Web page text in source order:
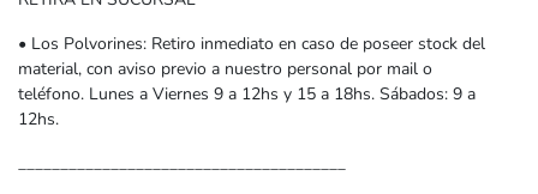
• Los Polvorines: Retiro inmediato en caso de poseer stock del
material, con aviso previo a nuestro personal por mail o
teléfono. Lunes a Viernes 9 a 12hs y 15 a 18hs. Sábados: 9 a
12hs.
_______________________________________